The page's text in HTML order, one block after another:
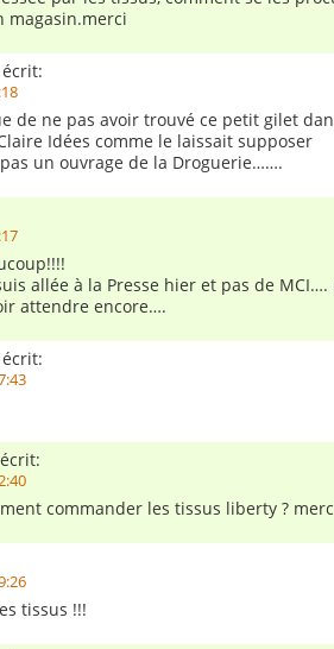
magasin.merci
de ne pas avoir trouvé ce petit gilet
Idées comme le laissait supposer
un ouvrage de la Droguerie…….
allée à la Presse hier et pas de MCI….
attendre encore….
commander les tissus liberty ?
tissus !!!